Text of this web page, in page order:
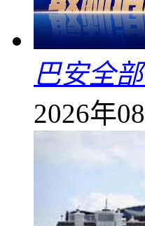
巴安全
2026年